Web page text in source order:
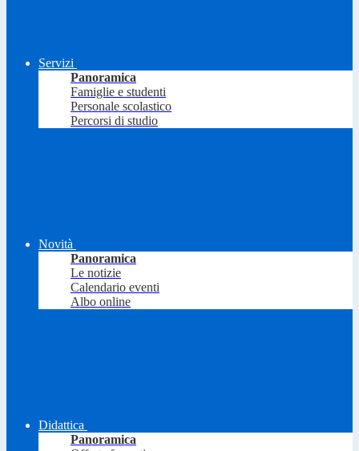
Servizi
Panoramica
Famiglie e studenti
Personale scolastico
Percorsi di studio
Novità
Panoramica
Le notizie
Calendario eventi
Albo online
Didattica
Panoramica